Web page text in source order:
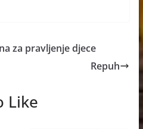
za pravljenje djece
Repuh
Like